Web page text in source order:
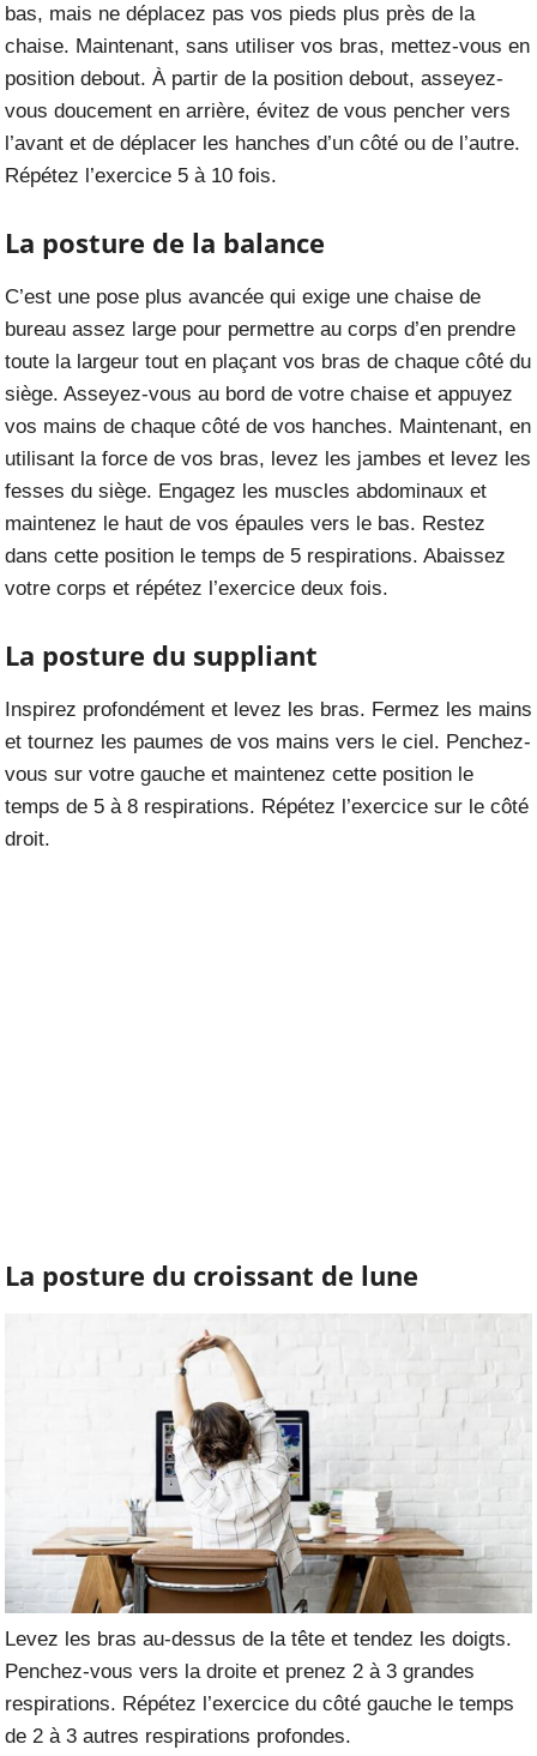
bas, mais ne déplacez pas vos pieds plus près de la
chaise. Maintenant, sans utiliser vos bras, mettez-vous en
position debout. À partir de la position debout, asseyez-
vous doucement en arrière, évitez de vous pencher vers
l’avant et de déplacer les hanches d’un côté ou de l’autre.
Répétez l’exercice 5 à 10 fois.
La posture de la balance
C’est une pose plus avancée qui exige une chaise de
bureau assez large pour permettre au corps d’en prendre
toute la largeur tout en plaçant vos bras de chaque côté du
siège. Asseyez-vous au bord de votre chaise et appuyez
vos mains de chaque côté de vos hanches. Maintenant, en
utilisant la force de vos bras, levez les jambes et levez les
fesses du siège. Engagez les muscles abdominaux et
maintenez le haut de vos épaules vers le bas. Restez
dans cette position le temps de 5 respirations. Abaissez
votre corps et répétez l’exercice deux fois.
La posture du suppliant
Inspirez profondément et levez les bras. Fermez les mains
et tournez les paumes de vos mains vers le ciel. Penchez-
vous sur votre gauche et maintenez cette position le
temps de 5 à 8 respirations. Répétez l’exercice sur le côté
droit.
La posture du croissant de lune
Levez les bras au-dessus de la tête et tendez les doigts.
Penchez-vous vers la droite et prenez 2 à 3 grandes
respirations. Répétez l’exercice du côté gauche le temps
de 2 à 3 autres respirations profondes.